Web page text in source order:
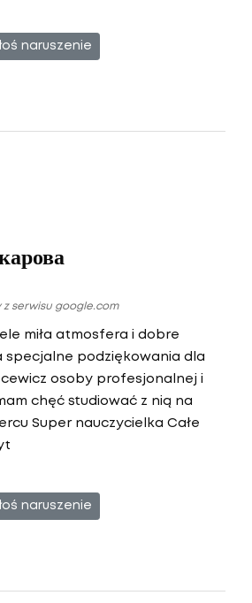
naruszenie
serwisu google.com
miła atmosfera i dobre
specjalne podziękowania dla
osoby profesjonalnej i
chęć studiować z nią na
Super nauczycielka Całe
naruszenie